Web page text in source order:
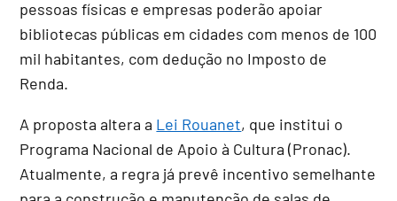
pessoas físicas e empresas poderão apoiar
bibliotecas públicas em cidades com menos de 100
mil habitantes, com dedução no Imposto de
Renda.
A proposta altera a Lei Rouanet, que institui o
Programa Nacional de Apoio à Cultura (Pronac).
Atualmente, a regra já prevê incentivo semelhante